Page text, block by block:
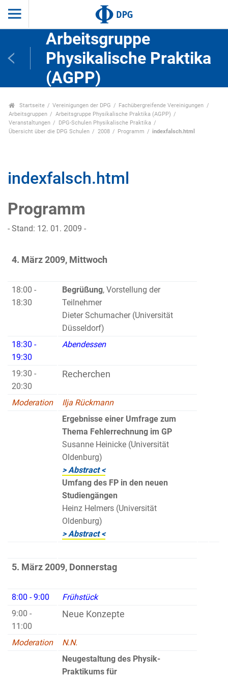
Arbeitsgruppe
Physikalische Praktika
(AGPP)
Startseite Vereinigungen der DPG
Fachübergreifende Vereinigungen
Arbeitsgruppen
Arbeitsgruppe Physikalische Praktika (AGPP)
Veranstaltungen
DPG-Schulen Physikalische Praktika
Übersicht über die DPG Schulen
2008 Programm indexfalsch.html
indexfalsch.html
Programm
- Stand: 12. 01. 2009 -
4. März 2009, Mittwoch
18:00 -
18:30
Begrüßung, Vorstellung der
Teilnehmer
Dieter Schumacher (Universität
Düsseldorf)
18:30 -
19:30
Abendessen
19:30 -
20:30
Recherchen
Moderation
Ilja Rückmann
Ergebnisse einer Umfrage zum
Thema Fehlerrechnung im GP
Susanne Heinicke (Universität
Oldenburg)
> Abstract <
Umfang des FP in den neuen
Studiengängen
Heinz Helmers (Universität
Oldenburg)
> Abstract <
5. März 2009, Donnerstag
8:00 - 9:00
Frühstück
9:00 -
11:00
Neue Konzepte
Moderation
N.N.
Neugestaltung des Physik-
Praktikums für